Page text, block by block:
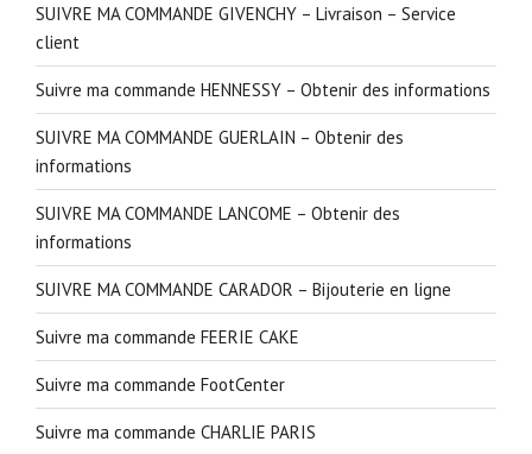
SUIVRE MA COMMANDE GIVENCHY – Livraison – Service
client
Suivre ma commande HENNESSY – Obtenir des informations
SUIVRE MA COMMANDE GUERLAIN – Obtenir des
informations
SUIVRE MA COMMANDE LANCOME – Obtenir des
informations
SUIVRE MA COMMANDE CARADOR – Bijouterie en ligne
Suivre ma commande FEERIE CAKE
Suivre ma commande FootCenter
Suivre ma commande CHARLIE PARIS